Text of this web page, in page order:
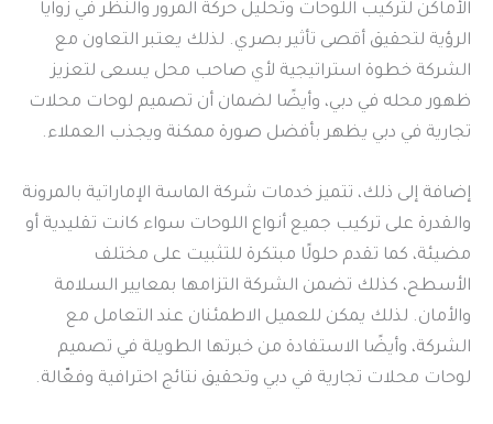
الأماكن لتركيب اللوحات وتحليل حركة المرور والنظر في زوايا
الرؤية لتحقيق أقصى تأثير بصري. لذلك يعتبر التعاون مع
الشركة خطوة استراتيجية لأي صاحب محل يسعى لتعزيز
ظهور محله في دبي، وأيضًا لضمان أن تصميم لوحات محلات
تجارية في دبي يظهر بأفضل صورة ممكنة ويجذب العملاء.
إضافة إلى ذلك، تتميز خدمات شركة الماسة الإماراتية بالمرونة
والقدرة على تركيب جميع أنواع اللوحات سواء كانت تقليدية أو
مضيئة، كما تقدم حلولًا مبتكرة للتثبيت على مختلف
الأسطح، كذلك تضمن الشركة التزامها بمعايير السلامة
والأمان. لذلك يمكن للعميل الاطمئنان عند التعامل مع
الشركة، وأيضًا الاستفادة من خبرتها الطويلة في تصميم
لوحات محلات تجارية في دبي وتحقيق نتائج احترافية وفعّالة.